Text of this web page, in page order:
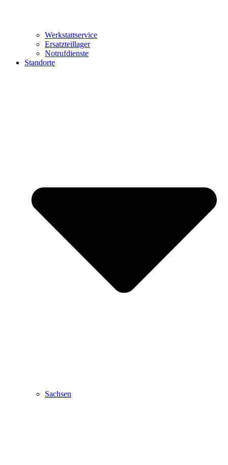
Werkstattservice
Ersatzteillager
Notrufdienste
Standorte
Sachsen